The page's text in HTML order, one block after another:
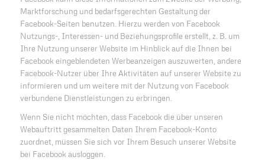
Marktforschung und bedarfsgerechten Gestaltung der
Facebook-Seiten benutzen. Hierzu werden von Facebook
Nutzungs-, Interessen- und Beziehungsprofile erstellt, z. B. um
Ihre Nutzung unserer Website im Hinblick auf die Ihnen bei
Facebook eingeblendeten Werbeanzeigen auszuwerten, andere
Facebook-Nutzer über Ihre Aktivitäten auf unserer Website zu
informieren und um weitere mit der Nutzung von Facebook
verbundene Dienstleistungen zu erbringen.
Wenn Sie nicht möchten, dass Facebook die über unseren
Webauftritt gesammelten Daten Ihrem Facebook-Konto
zuordnet, müssen Sie sich vor Ihrem Besuch unserer Website
bei Facebook ausloggen.